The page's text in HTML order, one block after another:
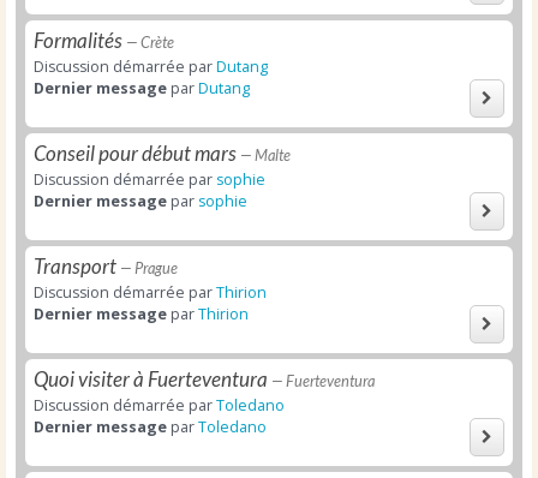
Formalités — Crète
Discussion démarrée parDutang
Dernier message parDutang
Conseil pour début mars — Malte
Discussion démarrée par sophie
Dernier message par sophie
Transport — Prague
Discussion démarrée parThirion
Dernier message parThirion
Quoi visiter à Fuerteventura — Fuerteventura
Discussion démarrée parToledano
Dernier message parToledano